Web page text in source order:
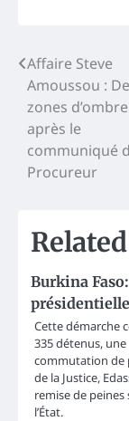
Post
Affaire Steve
Amoussou :
zones d’ombre
après le
communiqué
Procureur
Burkina
Cette démarche
335 détenus,
commutation de
de la Justice,
remise de peines
l’État.